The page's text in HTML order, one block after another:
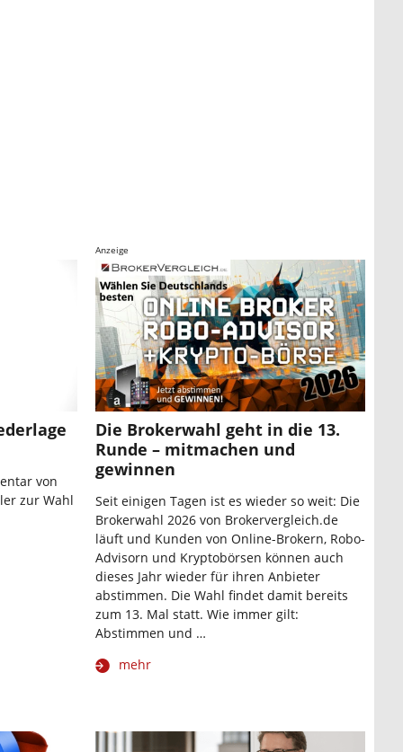
von
zur Wahl
Anzeige
Die Brokerwahl geht in die 13.
Runde – mitmachen und
gewinnen
Seit einigen Tagen ist es wieder so weit: Die
Brokerwahl 2026 von Brokervergleich.de
läuft und Kunden von Online-Brokern, Robo-
Advisorn und Kryptobörsen können auch
dieses Jahr wieder für ihren Anbieter
abstimmen. Die Wahl findet damit bereits
zum 13. Mal statt. Wie immer gilt:
Abstimmen und …
mehr